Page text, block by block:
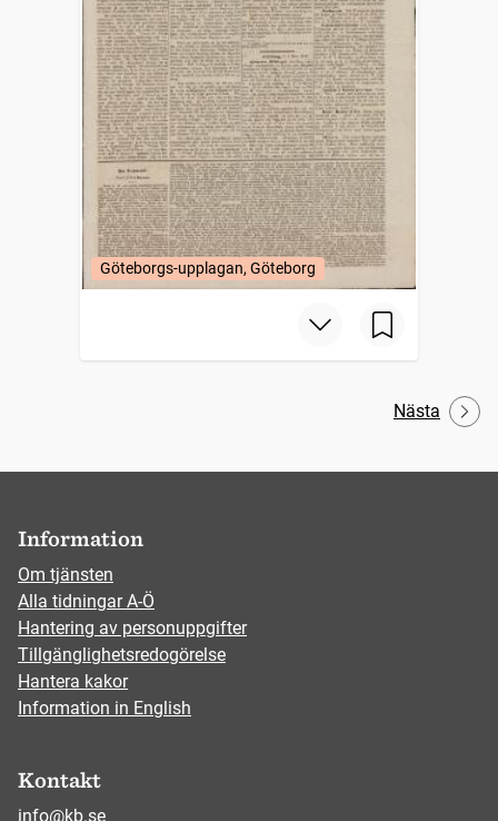
Göteborgs-upplagan, Göteborg
Nästa
Information
Om tjänsten
Alla tidningar A-Ö
Hantering av personuppgifter
Tillgänglighetsredogörelse
Hantera kakor
Information in English
Kontakt
info@kb.se